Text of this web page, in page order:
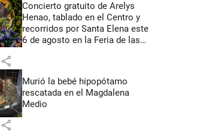
Concierto gratuito de Arelys
Henao, tablado en el Centro y
recorridos por Santa Elena este
6 de agosto en la Feria de las
share
Murió la bebé hipopótamo
rescatada en el Magdalena
Medio
share